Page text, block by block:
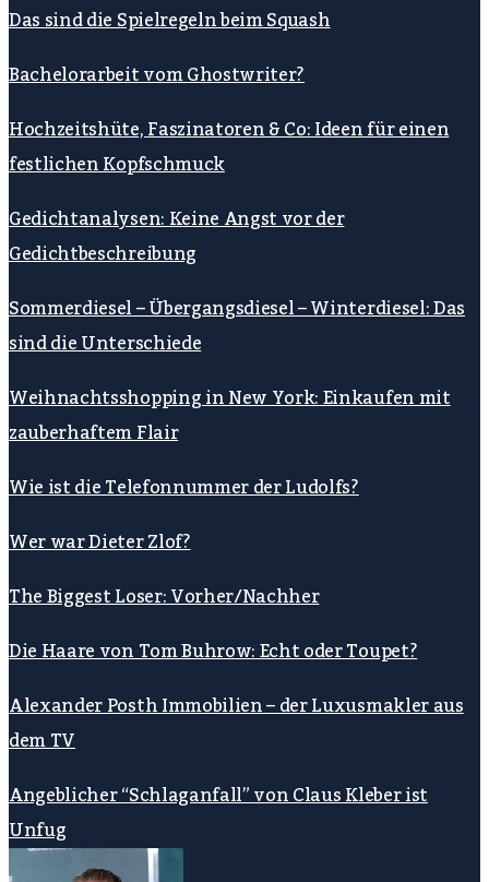
Das sind die Spielregeln beim Squash
Bachelorarbeit vom Ghostwriter?
Hochzeitshüte, Faszinatoren & Co: Ideen für einen
festlichen Kopfschmuck
Gedichtanalysen: Keine Angst vor der
Gedichtbeschreibung
Sommerdiesel – Übergangsdiesel – Winterdiesel: Das
sind die Unterschiede
Weihnachtsshopping in New York: Einkaufen mit
zauberhaftem Flair
Wie ist die Telefonnummer der Ludolfs?
Wer war Dieter Zlof?
The Biggest Loser: Vorher/Nachher
Die Haare von Tom Buhrow: Echt oder Toupet?
Alexander Posth Immobilien – der Luxusmakler aus
dem TV
Angeblicher “Schlaganfall” von Claus Kleber ist
Unfug